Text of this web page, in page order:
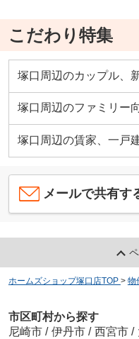
こだわり特集
塚口周辺のカップル、
塚口周辺のファミリー
塚口周辺の賃家、一戸
メールで共有す
ホームズショップ塚口店TOP > 物
市区町村から探す
尼崎市 / 伊丹市 / 西宮市 /